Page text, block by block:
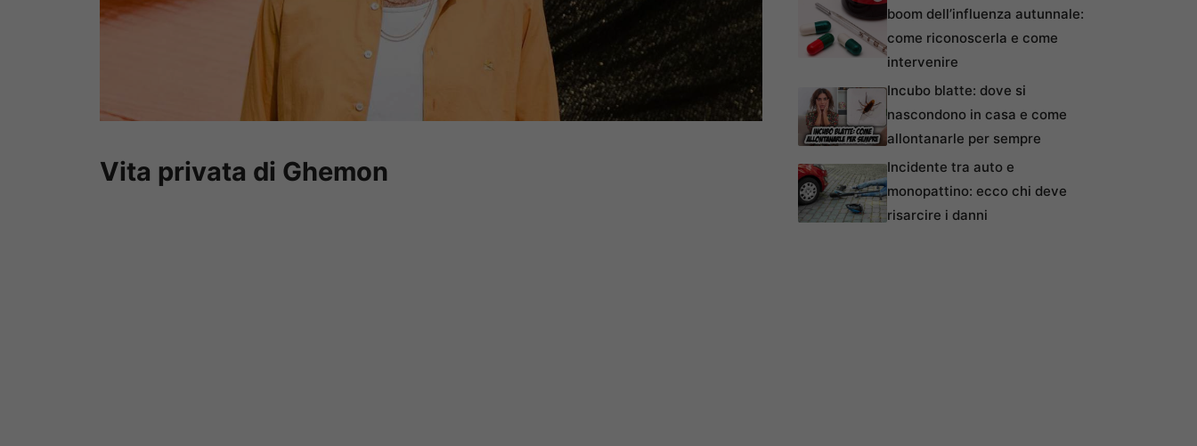
Vita privata di Ghemon
boom dell’influenza autunnale:
come riconoscerla e come
intervenire
Incubo blatte: dove si
nascondono in casa e come
allontanarle per sempre
Incidente tra auto e
monopattino: ecco chi deve
risarcire i danni